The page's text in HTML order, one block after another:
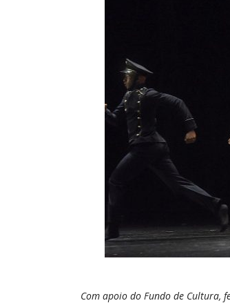
Com apoio do Fundo de Cultura,